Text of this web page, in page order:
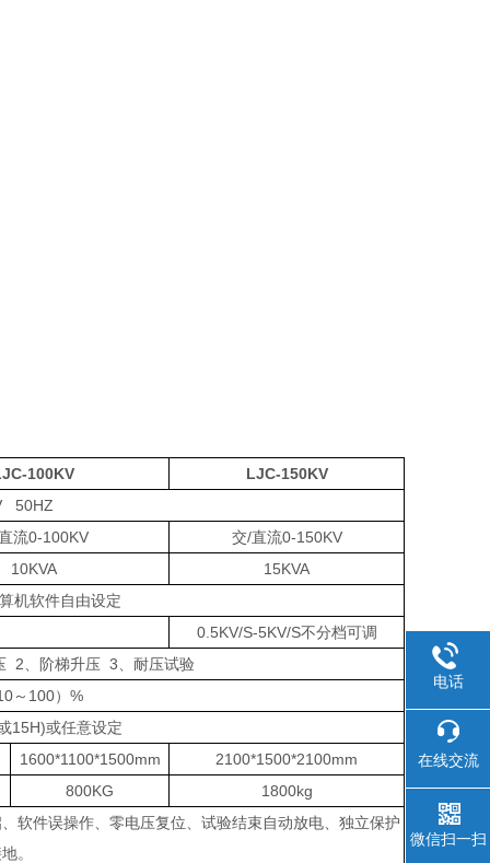
100KV
LJC-150KV
50HZ
流0-100KV
交/直流0-150KV
10KVA
15KVA
机软件自由设定
0.5KV/S-5KV/S不分档可调
2、阶梯升压 3、耐压试验
～100）%
15H)或任意设定
1600*1100*1500mm
2100*1500*2100mm
800KG
1800kg
软件误操作、零电压复位、试验结束自动放电、独立保护
。
电话
在线交流
微信扫一扫